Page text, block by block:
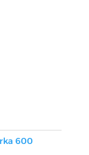
600